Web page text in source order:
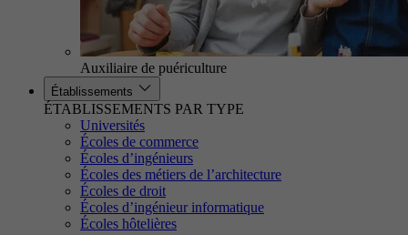
Auxiliaire de puériculture
Établissements
ÉTABLISSEMENTS PAR TYPE
Universités
Écoles de commerce
Écoles d’ingénieurs
Écoles des métiers de l’architecture
Écoles de droit
Écoles d’ingénieur informatique
Écoles hôtelières